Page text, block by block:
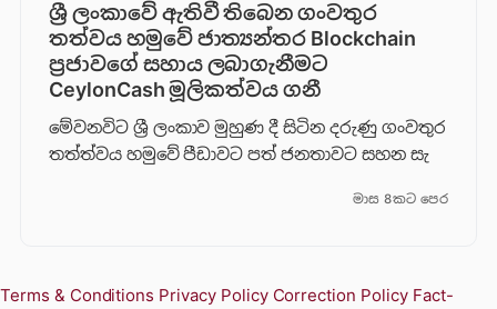
ශ්‍රී ලංකාවේ ඇතිවී තිබෙන ගංවතුර
තත්වය හමුවේ ජාත්‍යන්තර Blockchain
ප්‍රජාවගේ සහාය ලබාගැනීමට
CeylonCash මූලිකත්වය ග​නී
මේවනවිට ශ්‍රී ලංකාව මුහුණ දී සිටින දරුණු ගංවතුර
තත්ත්වය හමුවේ පීඩාවට පත් ජනතාවට සහන සැ
මාස 8කට පෙර
Terms & Conditions Privacy Policy Correction Policy Fact-